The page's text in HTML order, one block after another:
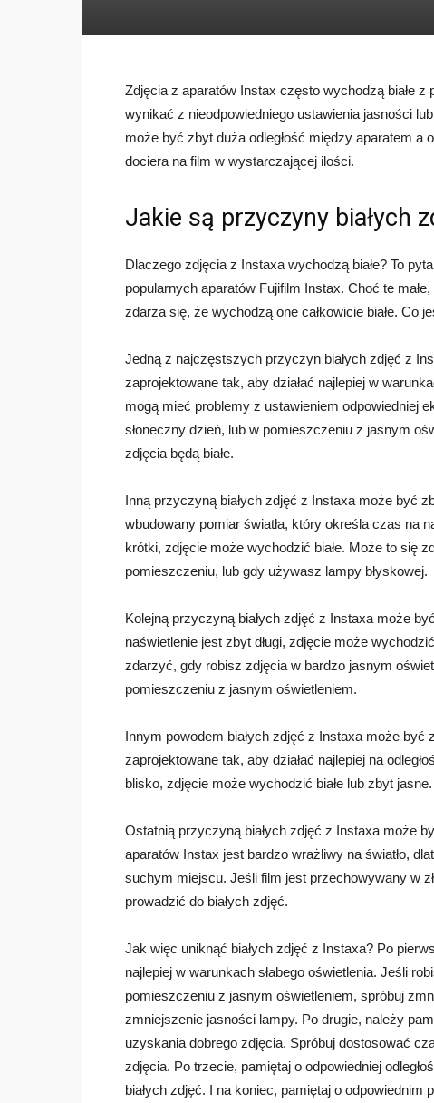
Zdjęcia z aparatów Instax często wychodzą białe z
wynikać z nieodpowiedniego ustawienia jasności
może być zbyt duża odległość między aparatem a
dociera na film w wystarczającej ilości.
Jakie są przyczyny białych
Dlaczego zdjęcia z Instaxa wychodzą białe? To
popularnych aparatów Fujifilm Instax. Choć te
zdarza się, że wychodzą one całkowicie białe. Co
Jedną z najczęstszych przyczyn białych zdjęć z
zaprojektowane tak, aby działać najlepiej w
mogą mieć problemy z ustawieniem odpowiedniej
słoneczny dzień, lub w pomieszczeniu z jasnym
zdjęcia będą białe.
Inną przyczyną białych zdjęć z Instaxa może być
wbudowany pomiar światła, który określa czas na
krótki, zdjęcie może wychodzić białe. Może to się
pomieszczeniu, lub gdy używasz lampy błyskowej.
Kolejną przyczyną białych zdjęć z Instaxa może
naświetlenie jest zbyt długi, zdjęcie może
zdarzyć, gdy robisz zdjęcia w bardzo jasnym
pomieszczeniu z jasnym oświetleniem.
Innym powodem białych zdjęć z Instaxa może być
zaprojektowane tak, aby działać najlepiej na
blisko, zdjęcie może wychodzić białe lub zbyt jasne.
Ostatnią przyczyną białych zdjęć z Instaxa może
aparatów Instax jest bardzo wrażliwy na światło,
suchym miejscu. Jeśli film jest przechowywany w
prowadzić do białych zdjęć.
Jak więc uniknąć białych zdjęć z Instaxa? Po
najlepiej w warunkach słabego oświetlenia. Jeśli
pomieszczeniu z jasnym oświetleniem, spróbuj
zmniejszenie jasności lampy. Po drugie, należy
uzyskania dobrego zdjęcia. Spróbuj dostosować
zdjęcia. Po trzecie, pamiętaj o odpowiedniej
białych zdjęć. I na koniec, pamiętaj o